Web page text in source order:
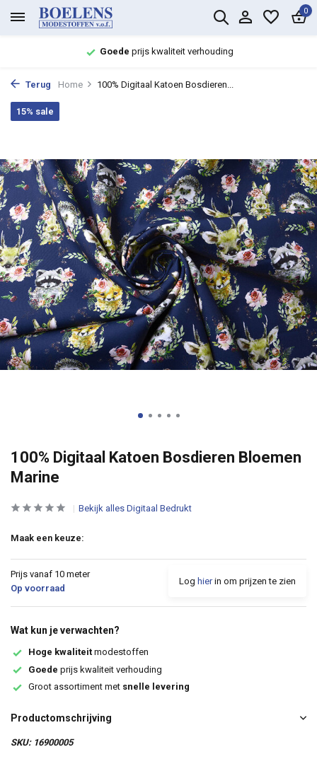
0
Goede prijs kwaliteit verhouding
Terug Home 100% Digitaal Katoen Bosdieren...
100% Digitaal Katoen Bosdieren Bloemen
Marine
15% sale
Bekijk alles Digitaal Bedrukt
Maak een keuze:
Prijs vanaf 10 meter
Op voorraad
Log hierin om prijzen te zien
Wat kun je verwachten?
Hoge kwaliteit modestoffen
Goede prijs kwaliteit verhouding
Groot assortiment met snelle levering
Productomschrijving
SKU: 16900005